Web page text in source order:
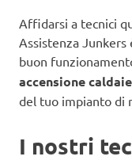
Affidarsi a tecnici
Assistenza
buon
accensione
del tuo impianto di
I nostri